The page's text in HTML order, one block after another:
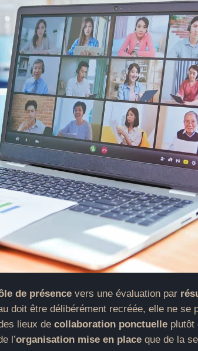
de présence vers une évaluation par
doit être délibérément recréée, elle ne se
lieux decollaboration ponctuelle plutôt
l’organisation mise en place que de la